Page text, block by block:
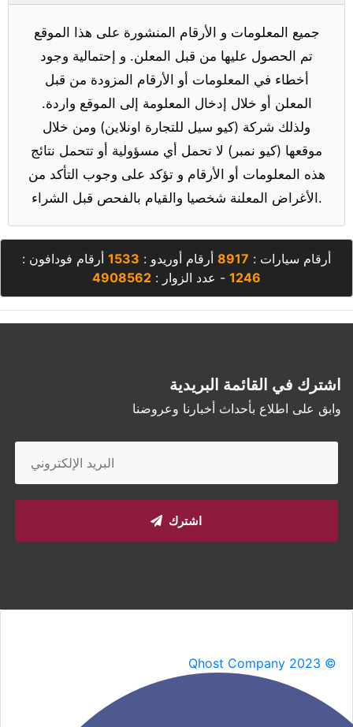
جميع المعلومات و الأرقام المنشورة على هذا الموقع
تم الحصول عليها من قبل المعلن. و إحتمالية وجود
أخطاء في المعلومات أو الأرقام المزودة من قبل
المعلن أو خلال إدخال المعلومة إلى الموقع واردة.
ولذلك شركة (كيو سيل للتجارة اونلاين) ومن خلال
موقعها (كيو نمبر) لا تحمل أي مسؤولية أو تتحمل نتائج
هذه المعلومات أو الأرقام و تؤكد على وجوب التأكد من
الأغراض المعلنة شخصيا والقيام بالفحص قبل الشراء.
أرقام سيارات : 8917 أرقام أوريدو : 1533 أرقام فودافون :
1246 - عدد الزوار : 4908562
اشترك في القائمة البريدية
وابق على اطلاع بأحداث أخبارنا وعروضنا
اشترك
Qhost Company 2023 ©